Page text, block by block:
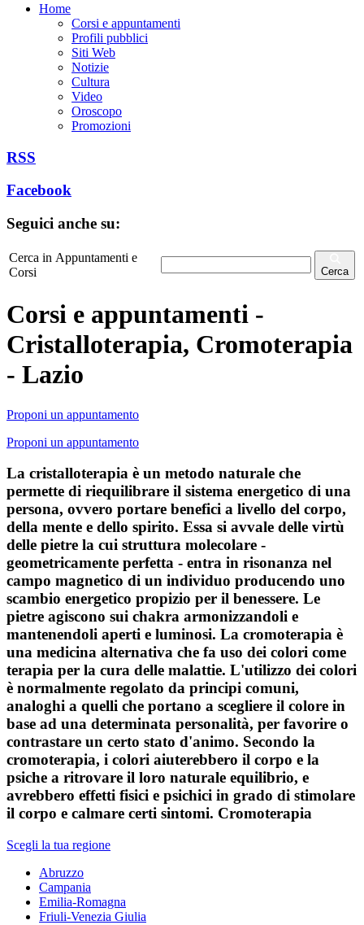
Home
Corsi e appuntamenti
Profili pubblici
Siti Web
Notizie
Cultura
Video
Oroscopo
Promozioni
RSS
Facebook
Seguici anche su:
Cerca in Appuntamenti e
Corsi
Cerca
Corsi e appuntamenti -
Cristalloterapia, Cromoterapia
- Lazio
Proponi un appuntamento
Proponi un appuntamento
La cristalloterapia è un metodo naturale che
permette di riequilibrare il sistema energetico di una
persona, ovvero portare benefici a livello del corpo,
della mente e dello spirito. Essa si avvale delle virtù
delle pietre la cui struttura molecolare -
geometricamente perfetta - entra in risonanza nel
campo magnetico di un individuo producendo uno
scambio energetico propizio per il benessere. Le
pietre agiscono sui chakra armonizzandoli e
mantenendoli aperti e luminosi. La cromoterapia è
una medicina alternativa che fa uso dei colori come
terapia per la cura delle malattie. L'utilizzo dei colori
è normalmente regolato da principi comuni,
analoghi a quelli che portano a scegliere il colore in
base ad una determinata personalità, per favorire o
contrastare un certo stato d'animo. Secondo la
cromoterapia, i colori aiuterebbero il corpo e la
psiche a ritrovare il loro naturale equilibrio, e
avrebbero effetti fisici e psichici in grado di stimolare
il corpo e calmare certi sintomi. Cromoterapia
Scegli la tua regione
Abruzzo
Campania
Emilia-Romagna
Friuli-Venezia Giulia